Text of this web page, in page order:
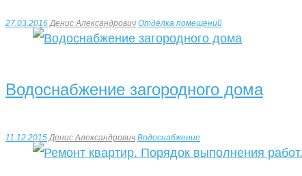
27.03.2016 Денис Александрович Отделка помещений
Водоснабжение загородного дома
11.12.2015 Денис Александрович Водоснабжение